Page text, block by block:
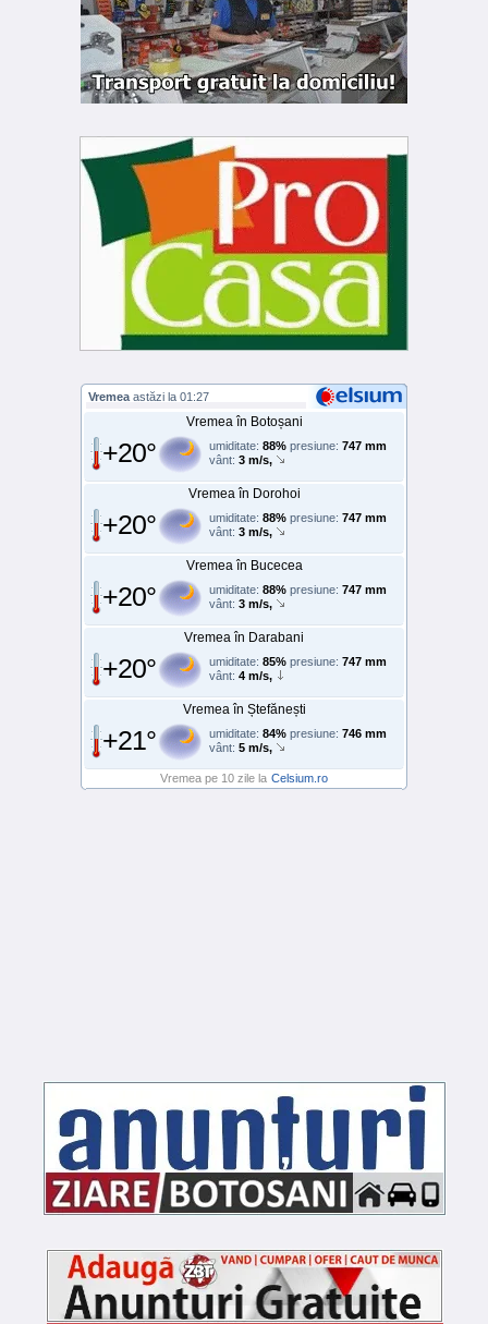
Vremea astăzi la 01:27
Vremea în Botoșani
+20° umiditate: 88% presiune: 747 mm
vânt: 3 m/s,
Vremea în Dorohoi
+20° umiditate: 88% presiune: 747 mm
vânt: 3 m/s,
Vremea în Bucecea
+20° umiditate: 88% presiune: 747 mm
vânt: 3 m/s,
Vremea în Darabani
+20° umiditate: 85% presiune: 747 mm
vânt: 4 m/s,
Vremea în Ștefănești
+21° umiditate: 84% presiune: 746 mm
vânt: 5 m/s,
Vremea pe 10 zile la Celsium.ro